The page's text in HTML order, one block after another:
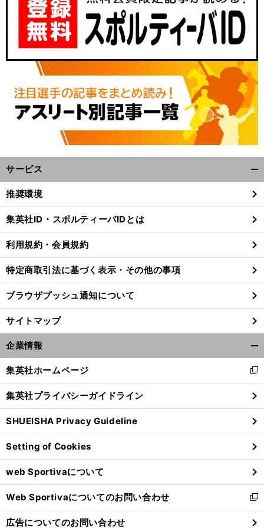
。
・
前
サービス
閉
る
推奨環境
集英社ID・スポルティーバIDとは
利用規約・会員規約
特定商取引法に基づく表示・その他の事項
ブラウザプッシュ通知について
サイトマップ
企業情報
閉
る
集英社ホームページ
新
し
い
ウ
ィ
ン
ド
ウ
で
開
く
集英社プライバシーガイドライン
SHUEISHA Privacy Guideline
Setting of Cookies
web Sportivaについて
Web Sportivaについてのお問い合わせ
新
し
い
広告についてのお問い合わせ